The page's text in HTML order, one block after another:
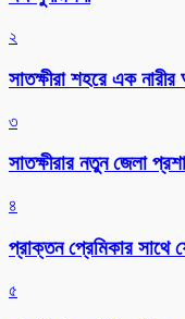
২
সাতক্ষীরা শহরে এক
৩
সাতক্ষীরার নতুন জেলা
৪
প্রাক্তন প্রেমিকার সাথে
৫